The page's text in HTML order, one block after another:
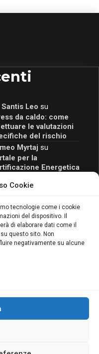
Cookie
tecnologie come i cookie
del dispositivo. Il
di elaborare dati come il
questo sito. Non
negativamente su alcune
Santis Leo su
da caldo: come
le valutazioni
del rischio
Myrtaj su
per la
Energetica
il Corso Blumatica